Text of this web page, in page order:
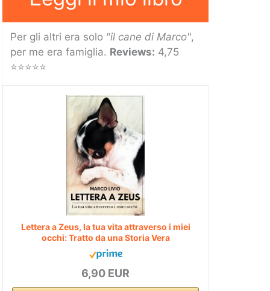
Per gli altri era solo "il cane di Marco",
per me era famiglia. Reviews: 4,75
⭐⭐⭐⭐⭐
Lettera a Zeus, la tua vita attraverso i miei
occhi: Tratto da una Storia Vera
6,90 EUR